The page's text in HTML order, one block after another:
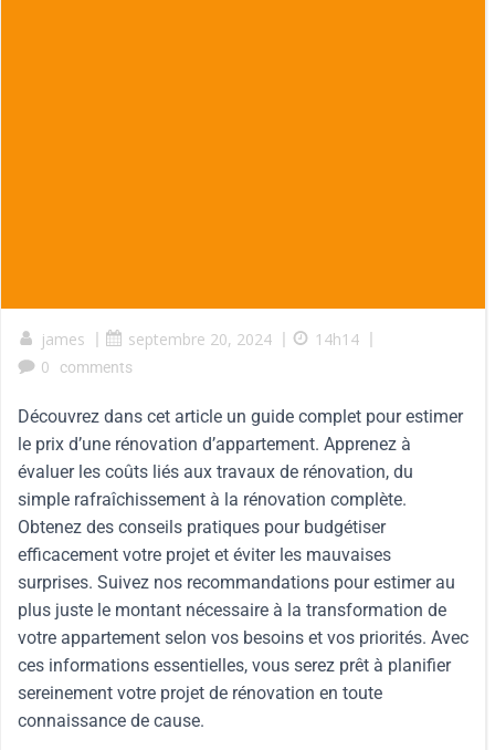
james | septembre 20, 2024 | 14h14 |
0
comments
Découvrez dans cet article un guide complet pour estimer
le prix d’une rénovation d’appartement. Apprenez à
évaluer les coûts liés aux travaux de rénovation, du
simple rafraîchissement à la rénovation complète.
Obtenez des conseils pratiques pour budgétiser
efficacement votre projet et éviter les mauvaises
surprises. Suivez nos recommandations pour estimer au
plus juste le montant nécessaire à la transformation de
votre appartement selon vos besoins et vos priorités. Avec
ces informations essentielles, vous serez prêt à planifier
sereinement votre projet de rénovation en toute
connaissance de cause.